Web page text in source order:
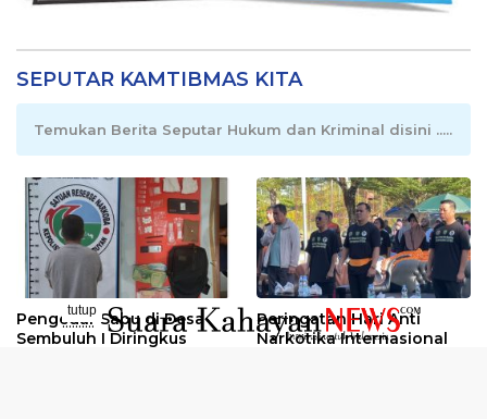
SEPUTAR KAMTIBMAS KITA
Temukan Berita Seputar Hukum dan Kriminal disini .....
Pengedar Sabu di Desa
Sembuluh I Diringkus
Peringatan Hari Anti
Narkotika Internasional
tutup
..........